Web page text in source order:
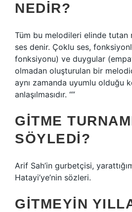
NEDIR?
Tüm bu melodileri elinde
ses denir. Çoklu ses,
fonksiyonu) ve duygular
olmadan oluşturulan bir
aynı zamanda uyumlu olduğu
anlaşılmasıdır. “”
GITME
SÖYLEDI?
Arif Sah’in gurbetçisi,
Hatayi’ye’nin sözleri.
GITMEYIN